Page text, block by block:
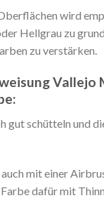
wird
Hellgrau zu
zu verstärken.
Vallejo
gut schütteln und
mit einer
dafür mit